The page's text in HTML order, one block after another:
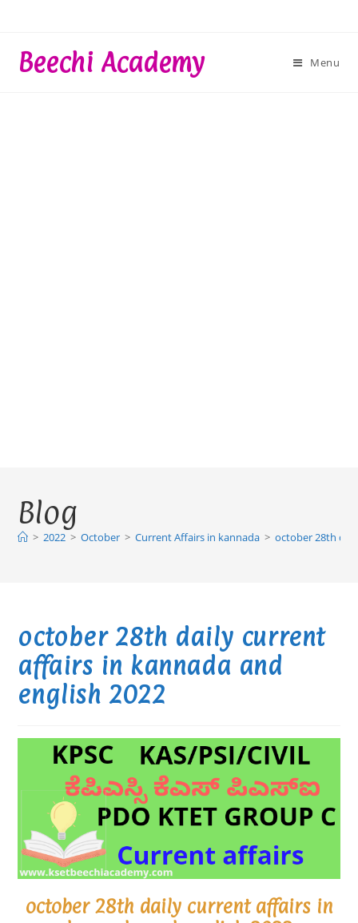
contentBeechi Academy Menu
Blog
> 2022 > October > Current Affairs in kannada > october 28th
october 28th daily current
affairs in kannada and
english 2022
october 28th daily current affairs in